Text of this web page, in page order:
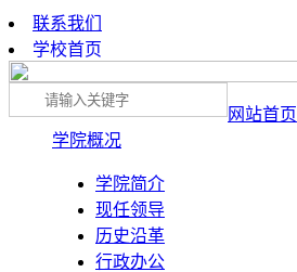
联系我们
学校首页
网站首页
学院概况
学院简介
现任领导
历史沿革
行政办公